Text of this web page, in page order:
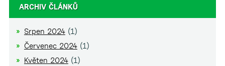
ARCHIV ČLÁNKŮ
Srpen 2024(1)
Červenec 2024(1)
Květen 2024(1)